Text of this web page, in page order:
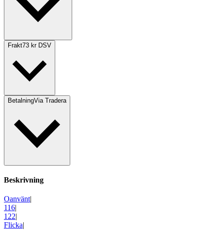
Frakt73 kr DSV
BetalningVia Tradera
Beskrivning
Oanvänt|
116|
122|
Flicka|